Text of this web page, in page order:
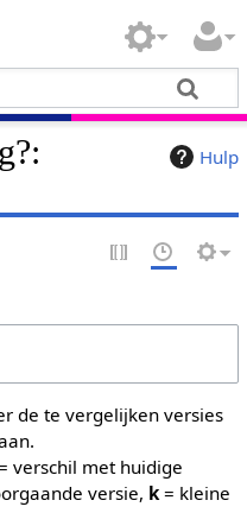
Hulp
de te vergelijken versies
verschil met huidige
versie, k= kleine